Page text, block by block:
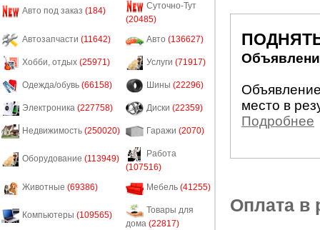
Авто под заказ (184)
Суточно-Тут
(20485)
Автозапчасти (11642) Авто (136627)
Хобби, отдых (25971) Услуги (71917)
Одежда/обувь (66158) Шины (22296)
Электроника (227758) Диски (22359)
Недвижимость (250020) Гаражи (2070)
Оборудование (113949)
Работа
(107516)
Животные (69386) Мебель (41255)
Компьютеры (109565)
Товары для
дома (22817)
место в
Подробнее
Оплата в